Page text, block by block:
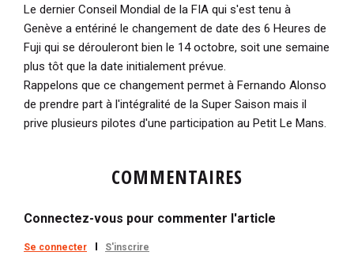
Le dernier Conseil Mondial de la FIA qui s'est tenu à
Genève a entériné le changement de date des 6 Heures de
Fuji qui se dérouleront bien le 14 octobre, soit une semaine
plus tôt que la date initialement prévue.
Rappelons que ce changement permet à Fernando Alonso
de prendre part à l'intégralité de la Super Saison mais il
prive plusieurs pilotes d'une participation au Petit Le Mans.
COMMENTAIRES
Connectez-vous pour commenter l'article
Se connecter S'inscrire